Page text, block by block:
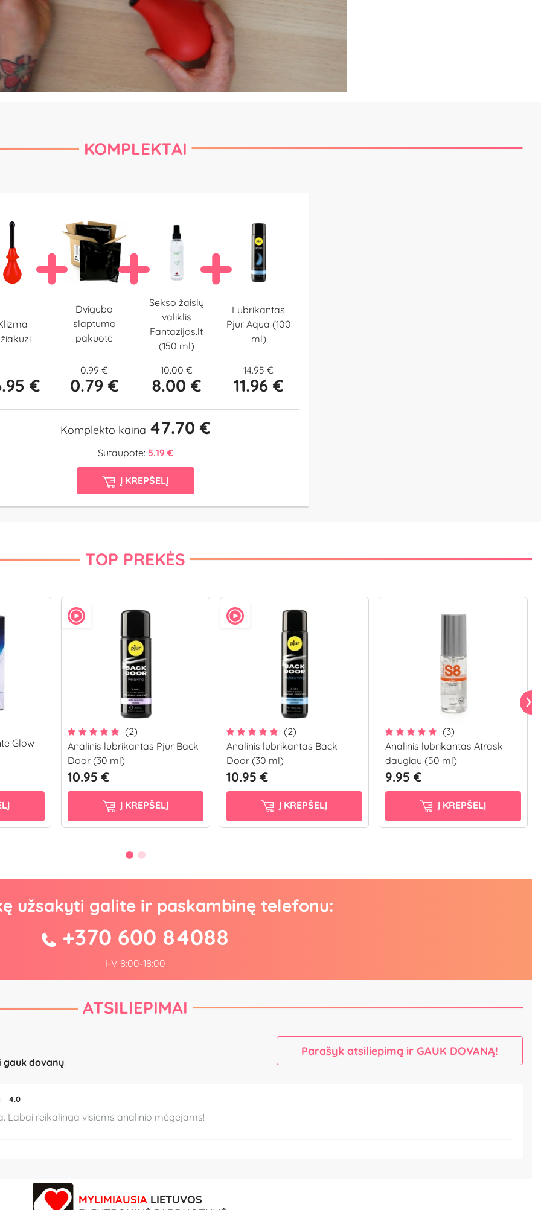
Video
KOMPLEKTAI
€
Dvigubo
slaptumo
pakuotė
0.99 €
0.79 €
Sekso žaislų
valiklis
Fantazijos.lt
(150 ml)
10.00 €
8.00 €
Lubrikantas
Pjur Aqua (100
ml)
14.95 €
11.96 €
Komplekto kaina 47.70 €
Sutaupote: 5.19 €
Į KREPŠELĮ
TOP PREKĖS
Glow
(2)
Analinis lubrikantas Pjur Back
Door (30 ml)
10.95 €
Į KREPŠELĮ
(2)
Analinis lubrikantas Back
Door (30 ml)
10.95 €
Į KREPŠELĮ
(3)
Analinis lubrikantas Atrask
daugiau (50 ml)
9.95 €
Į KREPŠELĮ
užsakyti galite ir paskambinę telefonu:
+370 600 84088
I-V 8:00-18:00
ATSILIEPIMAI
gauk dovanų!
Parašyk atsiliepimą ir GAUK DOVANĄ!
4.0
Labai reikalinga visiems analinio mėgėjams!
MYLIMIAUSIA LIETUVOS